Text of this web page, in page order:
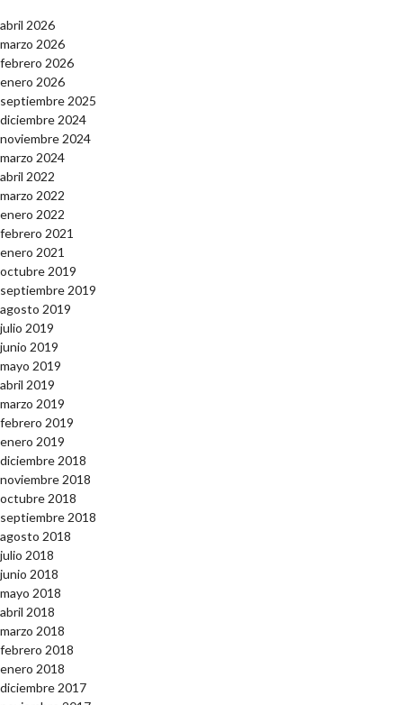
abril 2026
marzo 2026
febrero 2026
enero 2026
septiembre 2025
diciembre 2024
noviembre 2024
marzo 2024
abril 2022
marzo 2022
enero 2022
febrero 2021
enero 2021
octubre 2019
septiembre 2019
agosto 2019
julio 2019
junio 2019
mayo 2019
abril 2019
marzo 2019
febrero 2019
enero 2019
diciembre 2018
noviembre 2018
octubre 2018
septiembre 2018
agosto 2018
julio 2018
junio 2018
mayo 2018
abril 2018
marzo 2018
febrero 2018
enero 2018
diciembre 2017